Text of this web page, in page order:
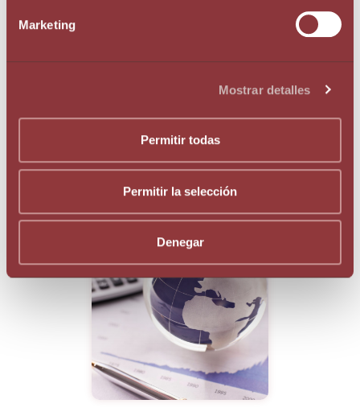
Marketing
Mostrar detalles
Permitir todas
Permitir la selección
Denegar
Augé Legal & Fiscal